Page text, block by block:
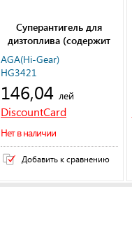
Суперантигель для
дизтоплива (содержит
SMT2) 1:500
AGA(Hi-Gear)
HG3421
146,04 лей
DiscountCard
Нет в наличии
Добавить к сравнению